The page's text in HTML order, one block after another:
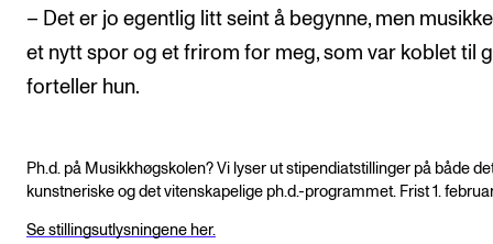
– Det er jo egentlig litt seint å begynne, men
et nytt spor og et frirom for meg, som var koblet til
forteller hun.
Ph.d. på Musikkhøgskolen? Vi lyser ut stipendiatstillinger på både
kunstneriske og det vitenskapelige ph.d.-programmet. Frist 1.
Se stillingsutlysningene her.